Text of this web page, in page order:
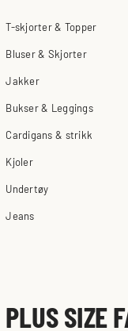
T-skjorter & Topper
Bluser & Skjorter
Jakker
Bukser & Leggings
Cardigans & strikk
Kjoler
Undertøy
Jeans
PLUS SIZE